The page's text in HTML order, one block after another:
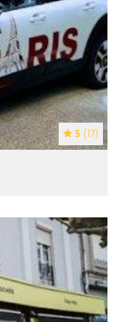
5 (17)